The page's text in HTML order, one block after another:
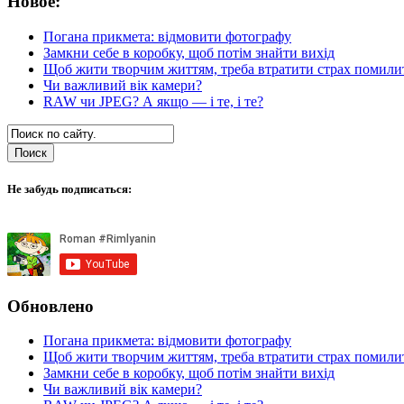
Погана прикмета: відмовити фотографу
Замкни себе в коробку, щоб потім знайти вихід
Щоб жити творчим життям, треба втратити страх
Чи важливий вік камери?
RAW чи JPEG? А якщо — і те, і те?
Не забудь подписаться:
Обновлено
Погана прикмета: відмовити фотографу
Щоб жити творчим життям, треба втратити страх
Замкни себе в коробку, щоб потім знайти вихід
Чи важливий вік камери?